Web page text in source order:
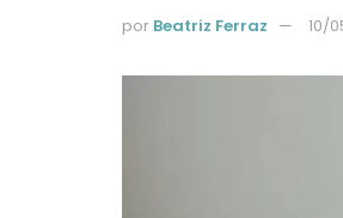
por Beatriz Ferraz 10/